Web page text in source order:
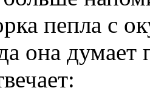
пепла с
она